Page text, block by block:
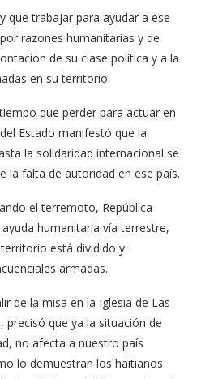
que trabajar para ayu­dar a ese
razones hu­manitarias y de
de su clase política y a la
en su territorio.
que perder para ac­tuar en
Estado manifestó que la
la solidaridad internacional se
la falta de autoridad en ese país.
el terremoto, Re­pública
humanita­ria vía terrestre,
está dividido y
armadas.
de la misa en la Iglesia de Las
precisó que ya la situación de
no afecta a nuestro país
lo demues­tran los haitianos